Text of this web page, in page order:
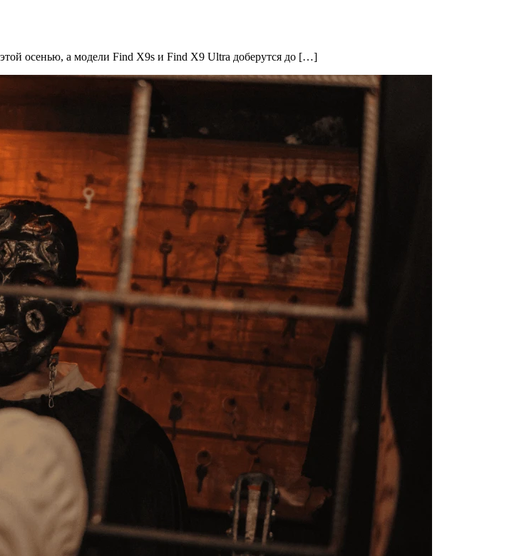
осенью, а модели Find X9s и Find X9 Ultra доберутся до […]